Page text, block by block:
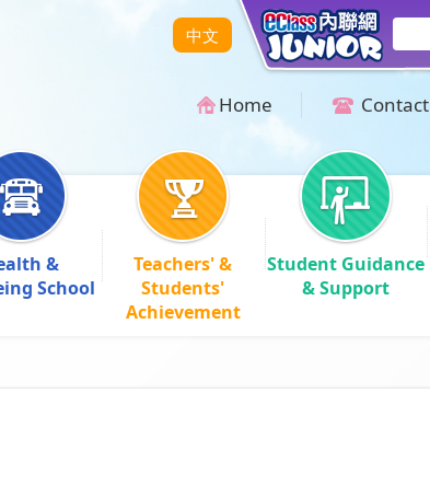
中文
Home Contact
&
School
Teachers' &
Students'
Achievement
Student Guidance
& Support